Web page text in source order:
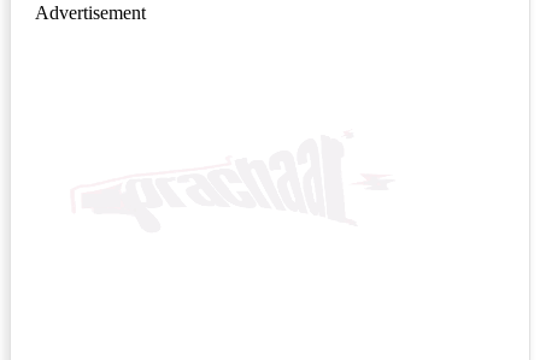
Advertisement